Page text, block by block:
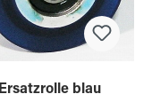
Ersatzrolle blau